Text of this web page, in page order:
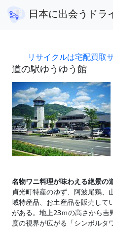
日本に出会うドラ
アフィリエイト広告
リサイクルは宅配買取
道の駅ゆうゆう館
名物ワニ料理が味わえる絶景の
貞光町特産のゆず、阿波尾鶏、
域特産品、お土産品を販売して
がある。地上23ｍの高さから
度の視界が広がる「シンボルタ